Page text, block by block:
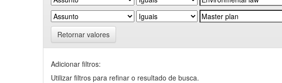
Retornar valores
Adicionar filtros:
Utilizar filtros para refinar o resultado de busca.